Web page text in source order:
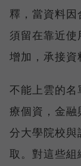
釋，當資料
須留在靠近使
增加，承接資
不能上雲的
療個資，金
分大學院校
取。對這些